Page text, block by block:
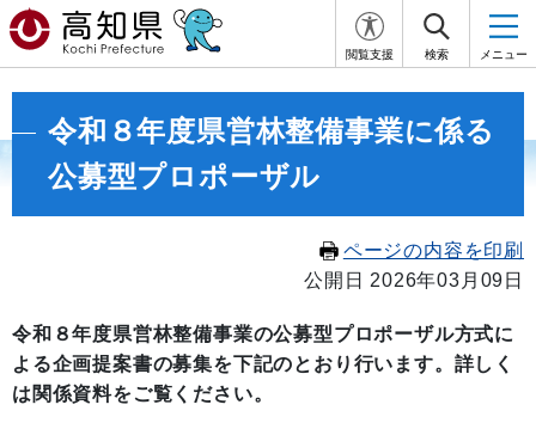
閲覧支援 検索 メニュー
令和８年度県営林整備事業に係る
公募型プロポーザル
ページの内容を印刷
公開日 2026年03月09日
令和８年度県営林整備事業の公募型プロポーザル方式に
よる企画提案書の募集を下記のとおり行います。詳しく
は関係資料をご覧ください。